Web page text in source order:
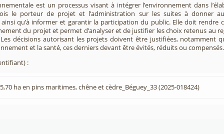
est un processus visant à intégrer l’environnement dans
le porteur de projet et l’administration sur les suites à donner
qu’à informer et garantir la participation du public. Elle doit rendre
du projet et permet d’analyser et de justifier les choix retenus au
décisions autorisant les projets doivent être justifiées, notamment
et la santé, ces derniers devant être évités, réduits ou compensés.
:
ha en pins maritimes, chêne et cèdre_Béguey_33 (2025-018424)